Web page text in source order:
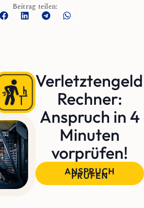
Beitrag teilen:
Rechner:
Anspruch in 4
Minuten
vorprüfen!
ANSPRUCH
PRÜFEN